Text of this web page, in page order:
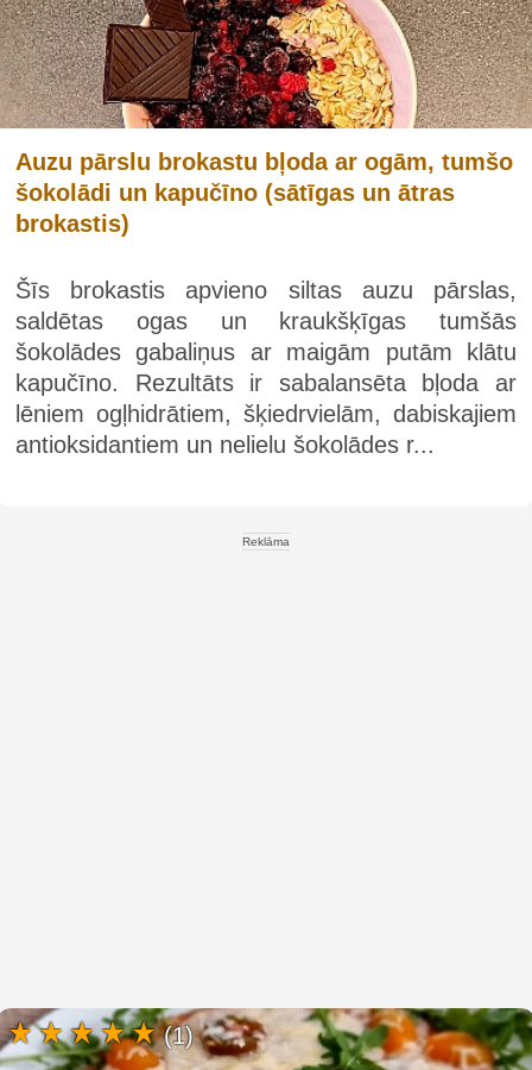
Auzu pārslu brokastu bļoda ar ogām, tumšo
šokolādi un kapučīno (sātīgas un ātras
brokastis)
Šīs brokastis apvieno siltas auzu pārslas,
saldētas ogas un kraukšķīgas tumšās
šokolādes gabaliņus ar maigām putām klātu
kapučīno. Rezultāts ir sabalansēta bļoda ar
lēniem ogļhidrātiem, šķiedrvielām, dabiskajiem
antioksidantiem un nelielu šokolādes r...
Reklāma
(1)